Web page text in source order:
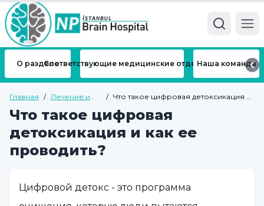
О разделеСоответствующие медицинские отделенияНаша команда
Главная / Лечение и
/ Что такое цифровая детоксикация и
Что такое цифровая
детоксикация и как ее
проводить?
Цифровой детокс - это программа